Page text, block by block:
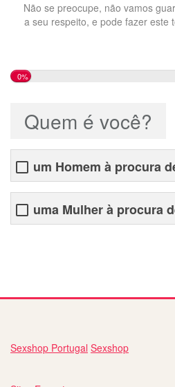
Não se preocupe, não vamos
a seu respeito, e pode fazer este
0%
Quem é você?
um Homem à procura
uma Mulher à procura
Sexshop Portugal Sexshop